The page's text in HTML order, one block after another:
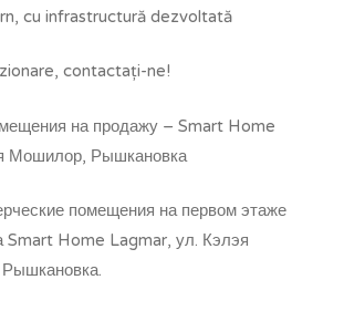
cu infrastructură dezvoltată
contactați-ne!
на продажу – Smart Home
Мошилор, Рышкановка
помещения на первом этаже
Smart Home Lagmar, ул. Кэлэя